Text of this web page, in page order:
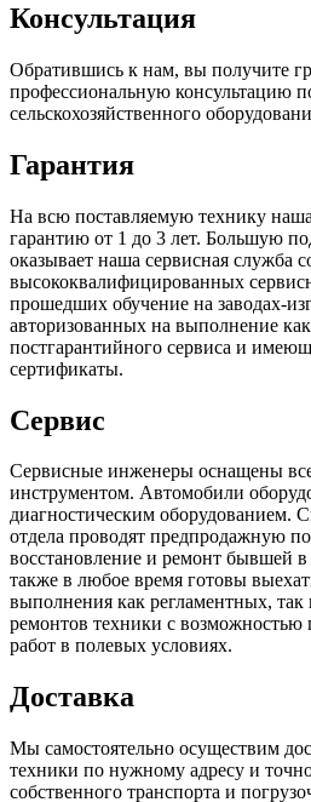
Консультация
Обратившись к нам, вы получите
профессиональную консультацию
сельскохозяйственного
Гарантия
На всю поставляемую технику
гарантию от 1 до 3 лет. Большую
оказывает наша сервисная служба
высококвалифицированных
прошедших обучение на заводах-
авторизованных на выполнение
постгарантийного сервиса и
сертификаты.
Сервис
Сервисные инженеры оснащены
инструментом. Автомобили
диагностическим оборудованием.
отдела проводят предпродажную
восстановление и ремонт бывшей
также в любое время готовы
выполнения как регламентных,
ремонтов техники с возможностью
работ в полевых условиях.
Доставка
Мы самостоятельно осуществим
техники по нужному адресу и
собственного транспорта и